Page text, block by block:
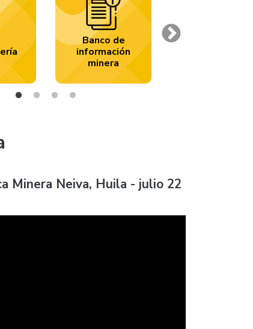
Banco de
información
minera
Minera Neiva, Huila - julio 22